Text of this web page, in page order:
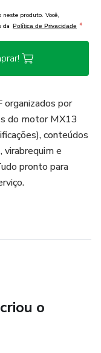
neste produto. Você,
da Política de Privacidade *
organizados por
do motor MX13
conteúdos
virabrequim e
pronto para
o